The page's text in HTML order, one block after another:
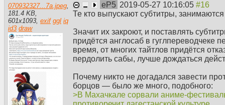
070932327...7a.jpeg,
181.4 KB,
601x1093, exif ggl iq
id3 draw
eP5 2019-05-27 10:16:05
Те кто выпускают субтитры,
Значит их закроют, и поставлять
придётся англосаб в гуглпереводчеке
время, от многих тайтлов придётся
пердолить сабы, лучше дождаться
Почему никто не догадался завести
борцов — было же много, подобного:
>В Махачкале сорвали аниме-